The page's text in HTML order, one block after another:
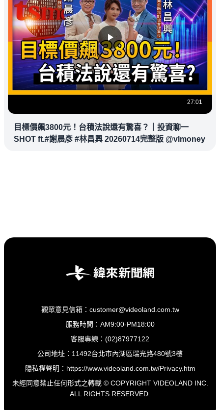
27:01
目標價飆3800元！台積法說還有驚喜？｜投資聊一
SHOT ft.#謝晨彥 #林昌興 20260714完整版 @vlmoney
觀眾意見信箱：customer@videoland.com.tw
服務時間：AM9:00-PM18:00
客服專線：(02)87977122
公司地址：11492台北市內湖區瑞光路480號3樓
隱私權聲明： https://www.videoland.com.tw/Privacy.htm
未經同意禁止任何形式之轉載 © COPYRIGHT VIDEOLAND INC.
ALL RIGHTS RESERVED.